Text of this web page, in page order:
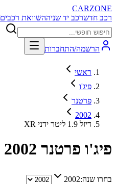
CARZONE
רכב חדשרכב יד שניההשוואת רכבים
הרשמה/התחברות
ראשי
פיג'ו
פרטנר
2002
XR דיזל 1.9 ליטר ידני
פיג'ו פרטנר 2002
בחרו שנה:2002